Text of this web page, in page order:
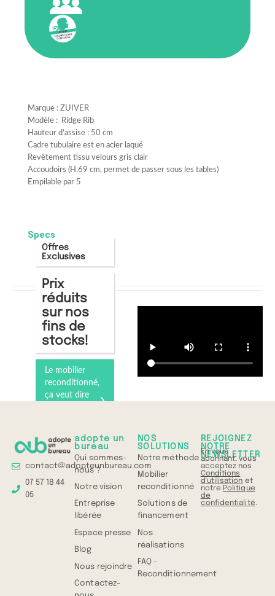
Marque : ZUIVER
Modèle : Ridge Rib
Hauteur d’assise : 50 cm
Cadre tubulaire est en acier laqué
Revêtement tissu velours gris clair
Accoudoirs (H.69 cm, permet de passer sous les tables)
Empilable par 5
Specs
Offres
Exclusives
Prix
réduits
sur nos
fins de
stocks!
Le mobilier
reconditionné,
ça veut dire
contact@adopteunbureau.com
07 57 18 44
05
adopte un
bureau
Qui sommes-
nous ?
Notre vision
Entreprise
libérée
Espace presse
Blog
Nous rejoindre
Contactez-
NOS
SOLUTIONS
Notre méthode
Mobilier
reconditionné
Solutions de
financement
Nos
réalisations
FAQ -
Reconditionnement
REJOIGNEZ
NOTRE
NEWSLETTER
En vous
abonnant, vous
acceptez nos
Conditions
d'utilisation et
notre Politique
de
confidentialité